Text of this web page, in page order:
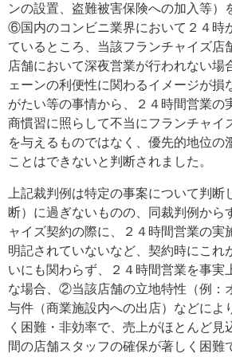
ンの設置、盗難被害保険への加入等）
⑥国内のコンビニ業界において２４時
ているところ、当該フランチャイズ店
店舗において深夜営業が行われない場
ェーンの利便性に関わるイメージが損
がたい等の事情から、２４時間営業の
商慣習に照らして不当にフランチャイ
を与えるものではなく、優先的地位の
ことはできないと判断されました。
上記裁判例は特定の事案について判断
断）に過ぎないものの、同裁判例か
ャイズ契約の際に、２４時間営業の実
明記されていないなど、契約時にこれ
いにも関わらず、２４時間営業を事実
な場合、②当該店舗の立地特性（例：
与件（商業施設内への出店）などによ
く困難・非効率で、売上がほとんど
間の店舗スタッフの確保が著しく困難